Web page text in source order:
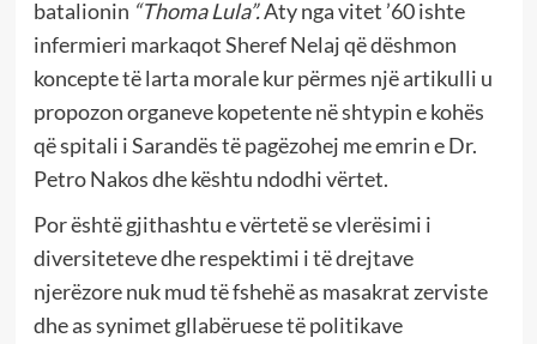
batalionin “Thoma Lula”.Aty nga vitet ’60 ishte
infermieri markaqot Sheref Nelaj që dëshmon
koncepte të larta morale kur përmes një artikulli u
propozon organeve kopetente në shtypin e kohës
që spitali i Sarandës të pagëzohej me emrin e Dr.
Petro Nakos dhe kështu ndodhi vërtet.
Por është gjithashtu e vërtetë se vlerësimi i
diversiteteve dhe respektimi i të drejtave
njerëzore nuk mud të fshehë as masakrat zerviste
dhe as synimet gllabëruese të politikave